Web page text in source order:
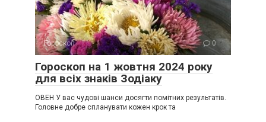
Гороскоп 0
Гороскоп на 1 жовтня 2024 року
для всіх знаків Зодіаку
ОВЕН У вас чудові шанси досягти помітних результатів.
Головне добре спланувати кожен крок та